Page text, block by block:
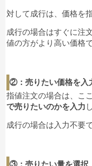
対して成行は、価格を
成行の場合はすぐに注
値の方がより高い価格
②：売りたい価格を入
指値注文の場合は、こ
で売りたいのかを入力
成行の場合は入力不要で
③：売りたい量を選択